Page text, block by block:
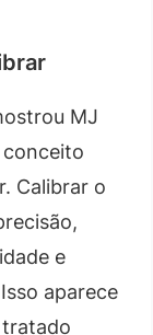
MJ
conceito
Calibrar o
e
aparece